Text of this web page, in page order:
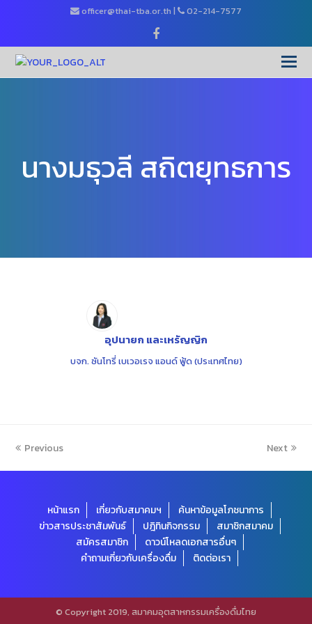
officer@thai-tba.or.th | 02-214-7577
นางมธุวลี สถิตยุทธการ
อุปนายก และเหรัญญิก
บจก. ซันโทรี่ เบเวอเรจ แอนด์ ฟู้ด (ประเทศไทย)
Previous Next
หน้าแรก เกี่ยวกับสมาคมฯ
ค้นหาข้อมูลโภชนาการ
ข่าวสารประชาสัมพันธ์
ปฎิทินกิจกรรม
สมาชิกสมาคม
สมัครสมาชิก
ดาวน์โหลดเอกสารอื่นๆ
คำถามเกี่ยวกับเครื่องดื่ม
ติดต่อเรา
© Copyright 2019, สมาคมอุตสาหกรรมเครื่องดื่มไทย